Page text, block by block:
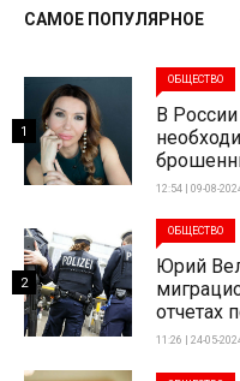
САМОЕ ПОПУЛЯРНОЕ
ОБЩЕСТВО
В
12:54 | 09-08-
1
ОБЩЕСТВО
Юрий
отчетах
11:26 | 24-05-
2